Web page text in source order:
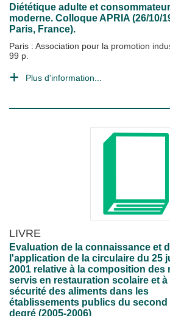
Diététique adulte et consommateur
moderne. Colloque APRIA (26/10/
Paris, France).
Paris : Association pour la promotion
99 p.
Plus d'information...
LIVRE
Evaluation de la connaissance et
l'application de la circulaire du 25
2001 relative à la composition des
servis en restauration scolaire et à
sécurité des aliments dans les
établissements publics du second
degré (2005-2006)